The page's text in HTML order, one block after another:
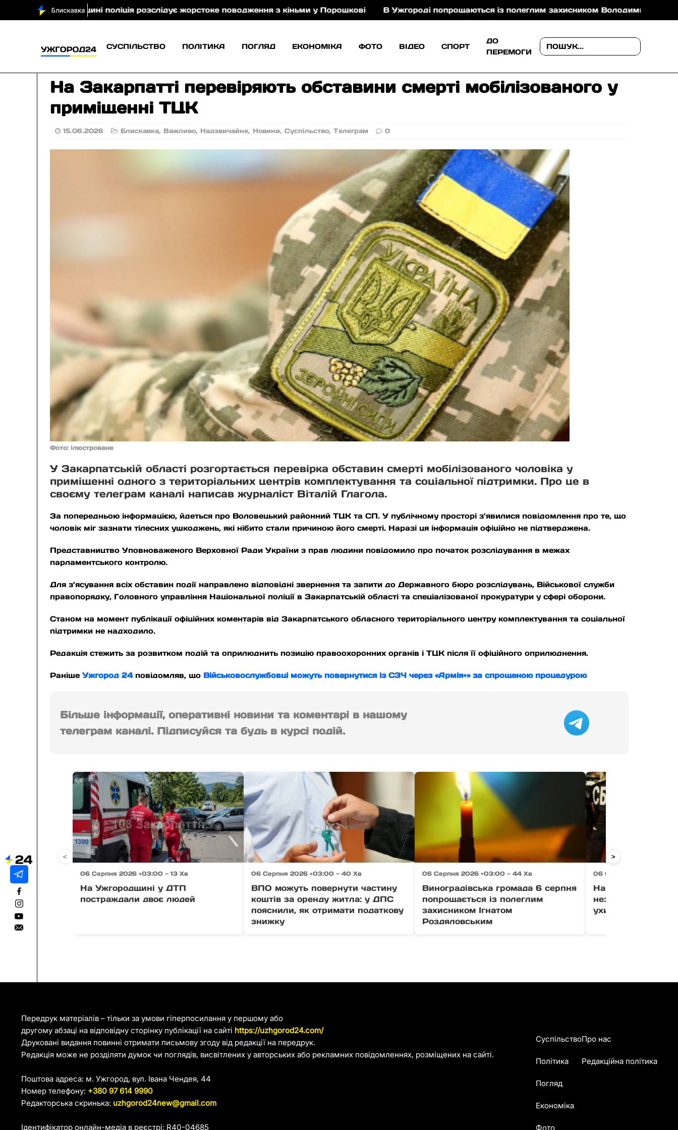
поліція розслідує жорстоке поводження з кіньми у Порошкові В Ужгороді попрощаються із полеглим захисником Володимиром Йорданом
СУСПІЛЬСТВО ПОЛІТИКА ПОГЛЯД ЕКОНОМІКА ФОТО ВІДЕО СПОРТ
ДО
ПЕРЕМОГИ
На Закарпатті перевіряють обставини смерті мобілізованого у
приміщенні ТЦК
15.06.2026 Блискавка, Важливо, Надзвичайне, Новини,Суспільство,Телеграм 0
Фото: ілюстроване
У Закарпатській області розгортається перевірка обставин смерті мобілізованого чоловіка у
приміщенні одного з територіальних центрів комплектування та соціальної підтримки. Про це в
своєму телеграм каналі написав журналіст Віталій Глагола.
За попередньою інформацією, йдеться про Воловецький районний ТЦК та СП. У публічному просторі з’явилися повідомлення про те, що
чоловік міг зазнати тілесних ушкоджень, які нібито стали причиною його смерті. Наразі ця інформація офіційно не підтверджена.
Представництво Уповноваженого Верховної Ради України з прав людини повідомило про початок розслідування в межах
парламентського контролю.
Для з’ясування всіх обставин події направлено відповідні звернення та запити до Державного бюро розслідувань, Військової служби
правопорядку, Головного управління Національної поліції в Закарпатській області та спеціалізованої прокуратури у сфері оборони.
Станом на момент публікації офіційних коментарів від Закарпатського обласного територіального центру комплектування та соціальної
підтримки не надходило.
Редакція стежить за розвитком подій та оприлюднить позицію правоохоронних органів і ТЦК після її офіційного оприлюднення.
РанішеУжгород 24повідомляв, що Військовослужбовці можуть повернутися із СЗЧ через «Армія+» за спрощеною процедурою
Більше інформації, оперативні новини та коментарі в нашому
телеграм каналі. Підписуйся та будь в курсі подій.
06 Серпня 2026 +03:00 — 13 Хв
На Ужгородщині у ДТП
постраждали двоє людей
06 Серпня 2026 +03:00 — 40 Хв
ВПО можуть повернути частину
коштів за оренду житла: у ДПС
пояснили, як отримати податкову
знижку
06 Серпня 2026 +03:00 — 44 Хв
Виноградівська громада 6 серпня
попрощається із полеглим
захисником Ігнатом
Роздяловським
06 Серпня 2026 +03:00
На Закарпатті
незаконного
ухилянтів за
< >
Передрук матеріалів – тільки за умови гіперпосилання у першому або
другому абзаці на відповідну сторінку публікації на сайті https://uzhgorod24.com/
Друковані видання повинні отримати письмову згоду від редакції на передрук.
Редакція може не розділяти думок чи поглядів, висвітлених у авторських або рекламних повідомленнях, розміщених на сайті.
Поштова адреса: м. Ужгород, вул. Івана Чендея, 44
Номер телефону: +380 97 614 9990
Редакторська скринька: uzhgorod24new@gmail.com
Ідентифікатор онлайн-медіа в реєстрі: R40-04685
Суспільство
Політика
Погляд
Економіка
Фото
Про нас
Редакційна політика